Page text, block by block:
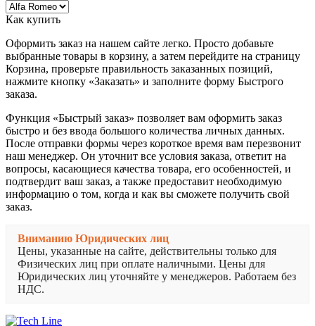
Как купить
Оформить заказ на нашем сайте легко. Просто добавьте
выбранные товары в корзину, а затем перейдите на страницу
Корзина, проверьте правильность заказанных позиций,
нажмите кнопку «Заказать» и заполните форму Быстрого
заказа.
Функция «Быстрый заказ» позволяет вам оформить заказ
быстро и без ввода большого количества личных данных.
После отправки формы через короткое время вам перезвонит
наш менеджер. Он уточнит все условия заказа, ответит на
вопросы, касающиеся качества товара, его особенностей, и
подтвердит ваш заказ, а также предоставит необходимую
информацию о том, когда и как вы сможете получить свой
заказ.
Вниманию Юридических лиц
Цены, указанные на сайте, действительны только для
Физических лиц при оплате наличными. Цены для
Юридических лиц уточняйте у менеджеров. Работаем без
НДС.